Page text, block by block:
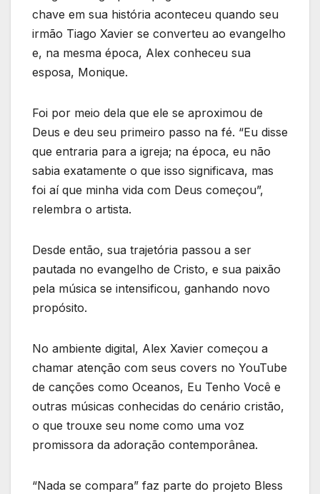
chave em sua história aconteceu quando seu
irmão Tiago Xavier se converteu ao evangelho
e, na mesma época, Alex conheceu sua
esposa, Monique.
Foi por meio dela que ele se aproximou de
Deus e deu seu primeiro passo na fé. “Eu disse
que entraria para a igreja; na época, eu não
sabia exatamente o que isso significava, mas
foi aí que minha vida com Deus começou”,
relembra o artista.
Desde então, sua trajetória passou a ser
pautada no evangelho de Cristo, e sua paixão
pela música se intensificou, ganhando novo
propósito.
No ambiente digital, Alex Xavier começou a
chamar atenção com seus covers no YouTube
de canções como Oceanos, Eu Tenho Você e
outras músicas conhecidas do cenário cristão,
o que trouxe seu nome como uma voz
promissora da adoração contemporânea.
“Nada se compara” faz parte do projeto Bless